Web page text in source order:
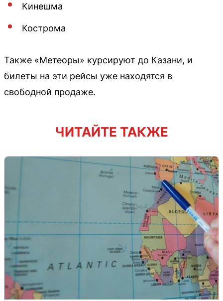
Кинешма
Кострома
Также «Метеоры» курсируют до Казани, и
билеты на эти рейсы уже находятся в
свободной продаже.
ЧИТАЙТЕ ТАКЖЕ